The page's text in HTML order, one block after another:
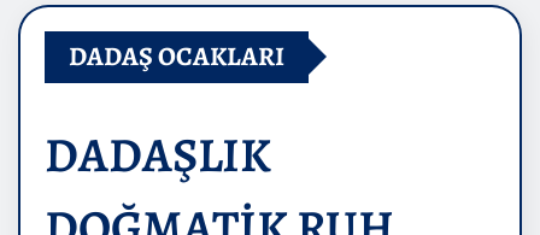
DADAŞ OCAKLARI
DADAŞLIK